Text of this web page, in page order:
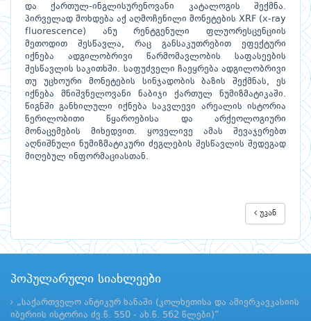
და ქართულ-ინგლისურენოვანი კატალოგის შექმნა.
პირველად მოხდება აქ აღმოჩენილი მონეტების XRF (x-ray
fluorescence) ანუ რენტგენული ფლუორესცენციის
მეთოდით შესწავლა, რაც განსაკუთრებით ეფექტური
იქნება ადგილობრივი წარმომავლობის საფასეების
შესწავლის საკითხში. საფუძველი ჩაეყრება ადგილობრივი
თუ უცხოური მონეტების სინჯადობის ბაზის შექმნას, ეს
იქნება მნიშვნელოვანი ნაბიჯი ქართულ ნუმიზმატიკაში.
წიგნში განხილული იქნება საკვლევი არეალის ისტორია
წერილობითი წყაროებისა და არქეოლოგიური
მონაცემების მიხედვით. ყოველივე ამას შევაჯერებთ
აღნიშნული ნუმიზმატიკური ძეგლების შესწავლის შედეგად
მიღებულ ინფორმაციასთან.
უკან
პოპულარული სიახლეები
„საქართველო ანტიკურ ხანაში (კოლხეთისა და ამიერკავკასიის
იბერიის ისტორია ძვ.წ. 550 - ახ.წ. 562 წლები)“